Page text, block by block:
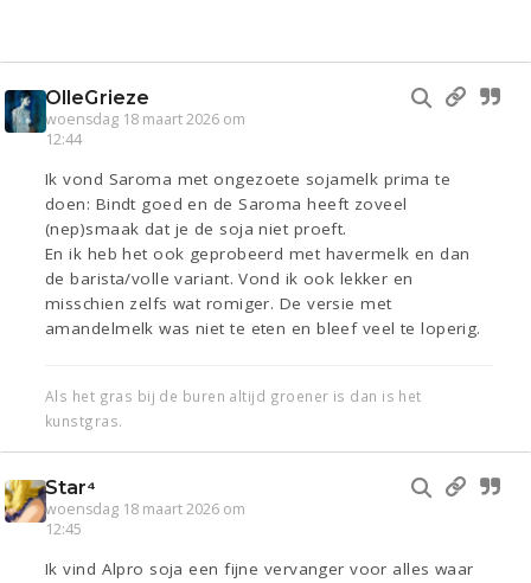
OlleGrieze
woensdag 18 maart 2026 om
12:44
Ik vond Saroma met ongezoete sojamelk prima te
doen: Bindt goed en de Saroma heeft zoveel
(nep)smaak dat je de soja niet proeft.
En ik heb het ook geprobeerd met havermelk en dan
de barista/volle variant. Vond ik ook lekker en
misschien zelfs wat romiger. De versie met
amandelmelk was niet te eten en bleef veel te loperig.
Als het gras bij de buren altijd groener is dan is het
kunstgras.
Star⁴
woensdag 18 maart 2026 om
12:45
Ik vind Alpro soja een fijne vervanger voor alles waar